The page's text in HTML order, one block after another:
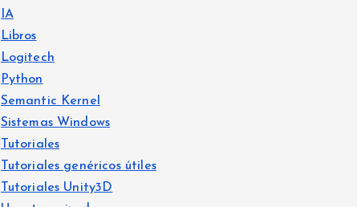
IA
Libros
Logitech
Python
Semantic Kernel
Sistemas Windows
Tutoriales
Tutoriales genéricos útiles
Tutoriales Unity3D